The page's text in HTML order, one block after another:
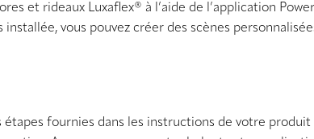
et rideaux Luxaflex® à l’aide de l’application
vous pouvez créer des scènes
étapes fournies dans les instructions de votre